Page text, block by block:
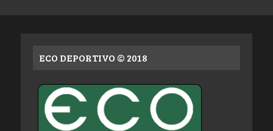
ECO DEPORTIVO © 2018